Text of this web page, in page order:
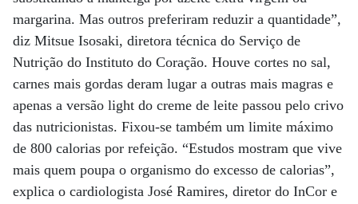
margarina. Mas outros preferiram reduzir a quantidade”,
diz Mitsue Isosaki, diretora técnica do Serviço de
Nutrição do Instituto do Coração. Houve cortes no sal,
carnes mais gordas deram lugar a outras mais magras e
apenas a versão light do creme de leite passou pelo crivo
das nutricionistas. Fixou-se também um limite máximo
de 800 calorias por refeição. “Estudos mostram que vive
mais quem poupa o organismo do excesso de calorias”,
explica o cardiologista José Ramires, diretor do InCor e